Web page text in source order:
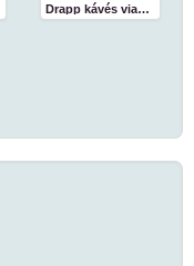
Drapp kávés viaszosvászon abrosz